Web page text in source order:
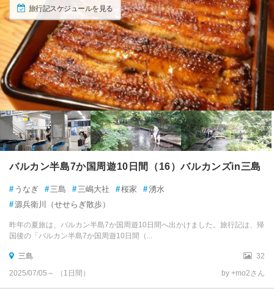
下賀茂温泉
南伊豆
掛川
袋井
磐田
島田・金谷
天竜
旅行記スケジュールを見る
バルカン半島7か国周遊10日間（16）バルカンズin三島
# うなぎ # 三島 # 三嶋大社 #桜家 #湧水
#源兵衛川（せせらぎ散歩）
昨年の夏旅は、バルカン半島7か国周遊10日間へ出かけました。旅行記は、帰
国後の「バルカン半島7か国周遊10日間（...
三島
32
2025/07/05～ （1日間）
by +mo2さん